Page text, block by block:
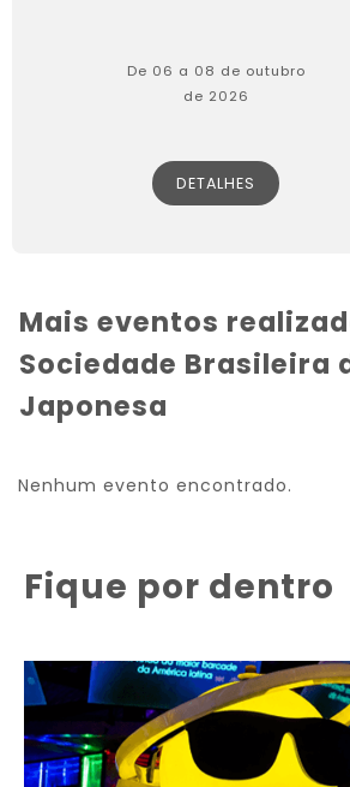
De 06 a 08 de outubro
de 2026
DETALHES
Mais eventos
Sociedade Brasileira
Japonesa
Nenhum evento encontrado.
Fique por dentro